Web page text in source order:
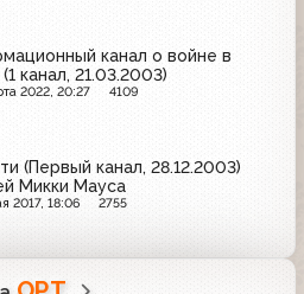
канал о войне в
канал, 21.03.2003)
2022, 20:27 4109
(Первый канал, 28.12.2003)
Микки Мауса
2017, 18:06 2755